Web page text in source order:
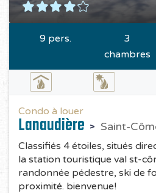
9 pers.
3
chambres
Condo à louer
Lanaudière Saint-
Classifiés 4 étoiles, situés
la station touristique val st-
randonnée pédestre, ski de
proximité. bienvenue!